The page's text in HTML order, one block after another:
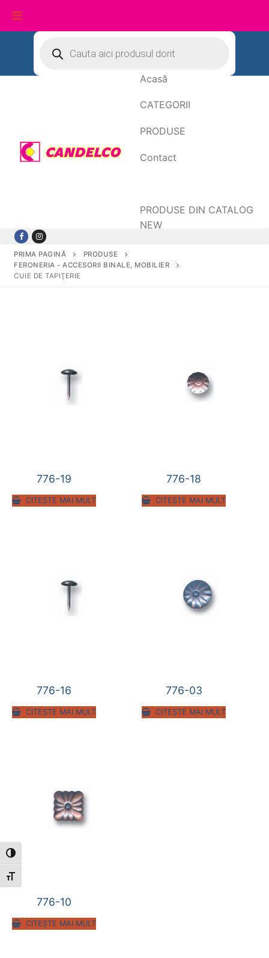
Toggle High Contrast
Toggle Font size
conținut
search
Acasă
CATEGORII
PRODUSE
Contact
PRODUSE DIN CATALOG
NEW
PRIMA PAGINĂ
PRODUSE
FERONERIA - ACCESORII BINALE, MOBILIER
CUIE DE TAPIŢERIE
776-19
CITEȘTE MAI MULT
776-18
CITEȘTE MAI MULT
776-16
CITEȘTE MAI MULT
776-03
CITEȘTE MAI MULT
776-10
CITEȘTE MAI MULT